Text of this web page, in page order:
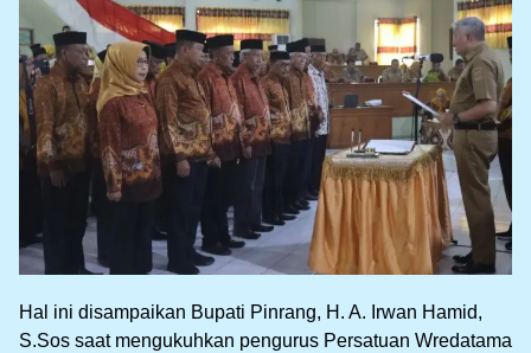
Hal ini disampaikan Bupati Pinrang, H. A. Irwan Hamid,
S.Sos saat mengukuhkan pengurus Persatuan Wredatama